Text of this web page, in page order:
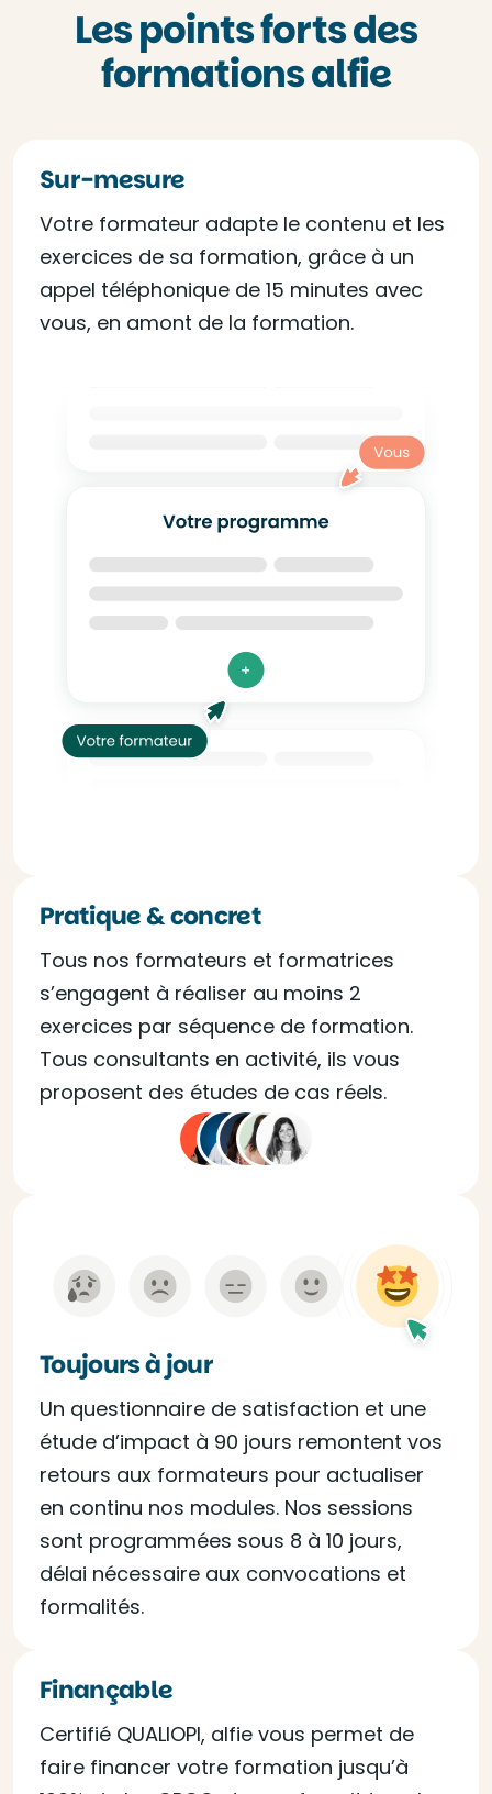
Les points forts des
formations alfie
Sur-mesure
Votre formateur adapte le contenu et les
exercices de sa formation, grâce à un
appel téléphonique de 15 minutes avec
vous, en amont de la formation.
Pratique & concret
Tous nos formateurs et formatrices
s’engagent à réaliser au moins 2
exercices par séquence de formation.
Tous consultants en activité, ils vous
proposent des études de cas réels.
Toujours à jour
Un questionnaire de satisfaction et une
étude d’impact à 90 jours remontent vos
retours aux formateurs pour actualiser
en continu nos modules. Nos sessions
sont programmées sous 8 à 10 jours,
délai nécessaire aux convocations et
formalités.
Finançable
Certifié QUALIOPI, alfie vous permet de
faire financer votre formation jusqu’à